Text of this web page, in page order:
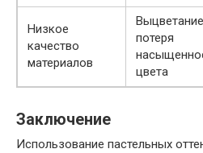
Низкое
качество
материалов
потеря
цвета
Заключение
Использование пастельных